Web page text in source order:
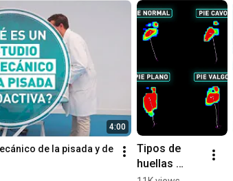
4:00
de la pisada y de
Tipos de
huellas